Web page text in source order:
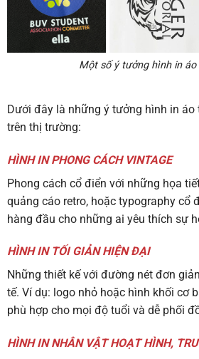
Một số ý tưởng hình in
Dưới đây là những ý tưởng hình in áo
trên thị trường:
HÌNH IN PHONG CÁCH VINTAGE
Phong cách cổ điển với những họa
quảng cáo retro, hoặc typography cổ
hàng đầu cho những ai yêu thích sự
HÌNH IN TỐI GIẢN HIỆN ĐẠI
Những thiết kế với đường nét đơn
tế. Ví dụ: logo nhỏ hoặc hình khối cơ
phù hợp cho mọi độ tuổi và dễ phối
HÌNH IN NHÂN VẬT HOẠT HÌNH,